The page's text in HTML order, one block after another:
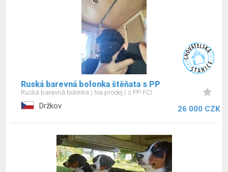
Ruská barevná bolonka štěňata s PP
Ruská barevná bolonka Na prodej s PP FCI
Držkov 26 000 CZK